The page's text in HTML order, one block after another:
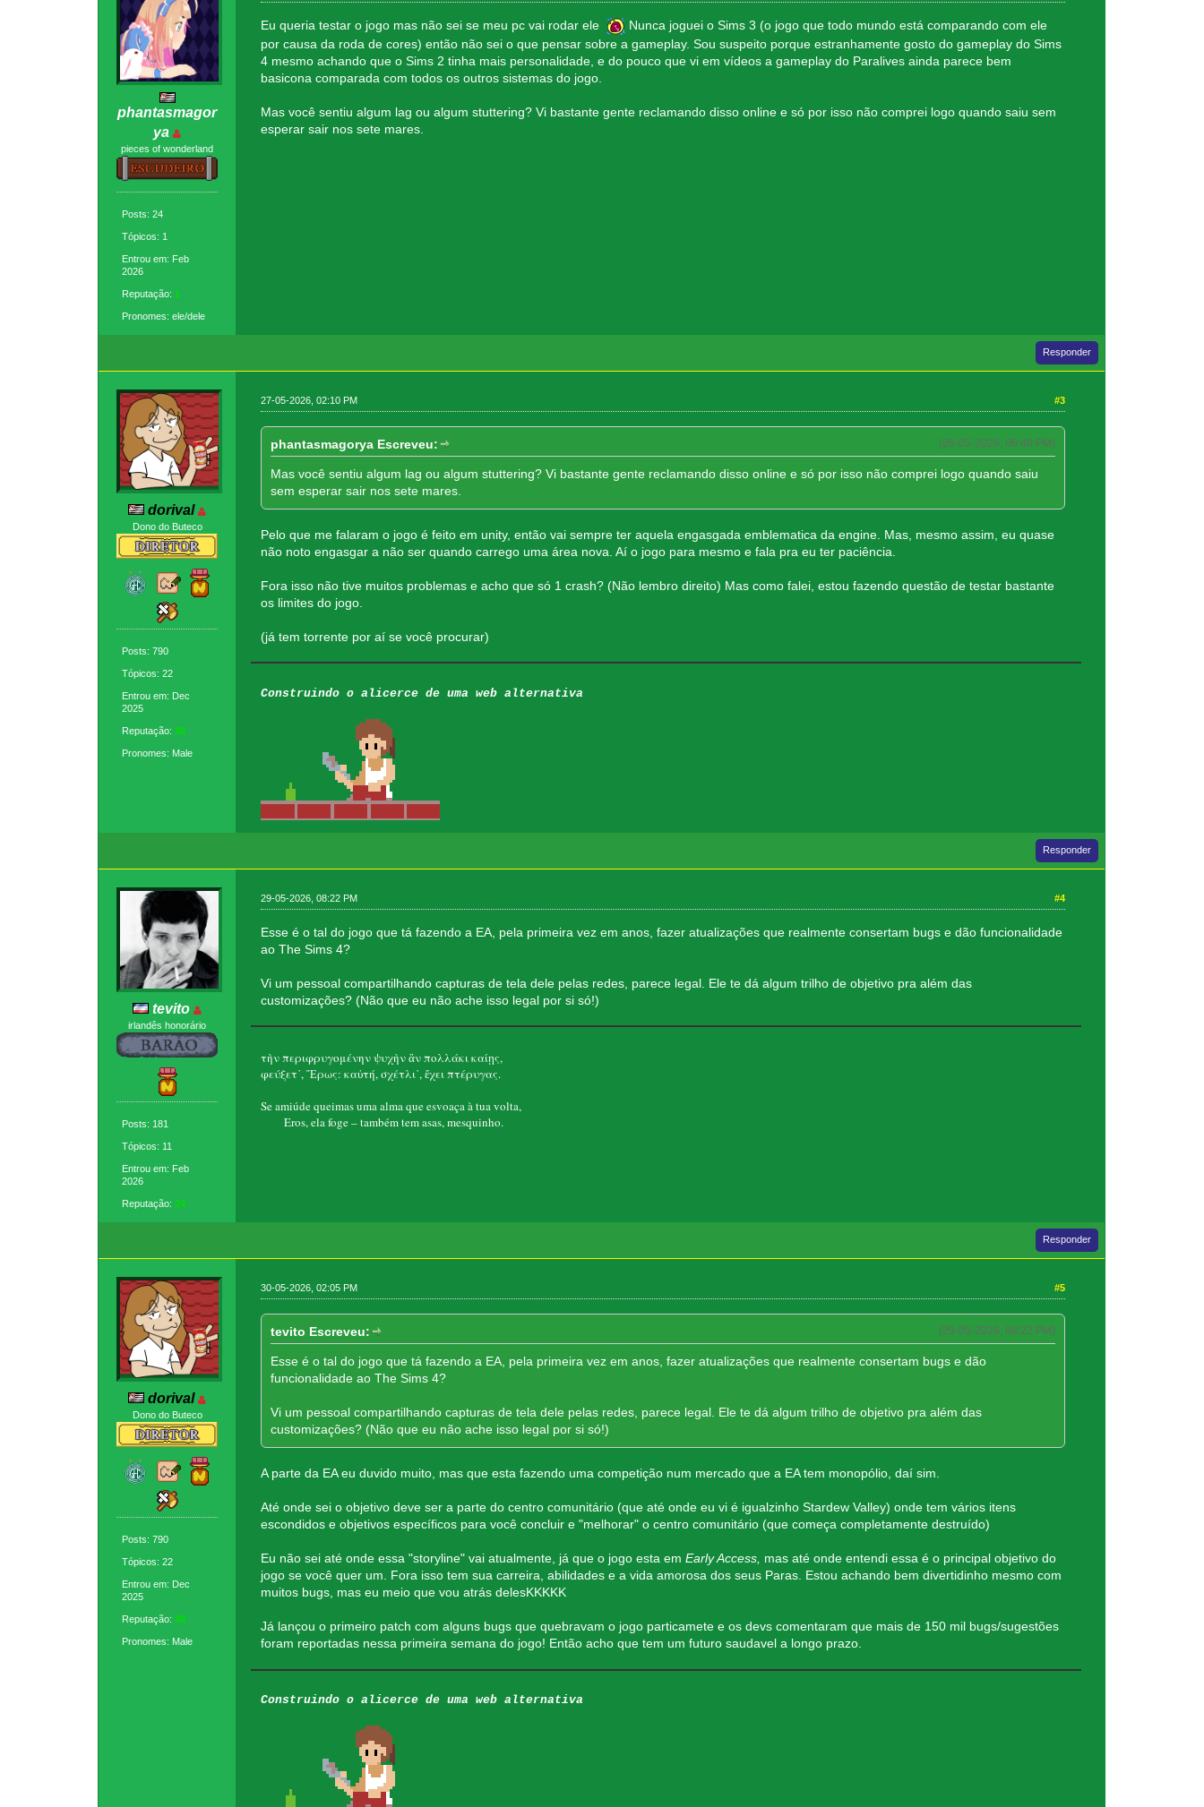
phantasmagor
ya
pieces of wonderland
Posts: 24
Tópicos: 1
Entrou em: Feb
2026
Reputação: 1
Pronomes: ele/dele
Eu queria testar o jogo mas não sei se meu pc vai rodar ele
Nunca joguei o Sims 3 (o jogo que todo mundo está comparando com ele
por causa da roda de cores) então não sei o que pensar sobre a gameplay. Sou suspeito porque estranhamente gosto do gameplay do Sims
4 mesmo achando que o Sims 2 tinha mais personalidade, e do pouco que vi em vídeos a gameplay do Paralives ainda parece bem
basicona comparada com todos os outros sistemas do jogo.
Mas você sentiu algum lag ou algum stuttering? Vi bastante gente reclamando disso online e só por isso não comprei logo quando saiu sem
esperar sair nos sete mares.
Responder
dorival
Dono do Buteco
Posts: 790
Tópicos: 22
Entrou em: Dec
2025
Reputação:38
Pronomes: Male
#3
27-05-2026, 02:10 PM
(26-05-2026, 06:40 PM)
phantasmagorya Escreveu:
Mas você sentiu algum lag ou algum stuttering? Vi bastante gente reclamando disso online e só por isso não comprei logo quando saiu
sem esperar sair nos sete mares.
Pelo que me falaram o jogo é feito em unity, então vai sempre ter aquela engasgada emblematica da engine. Mas, mesmo assim, eu quase
não noto engasgar a não ser quando carrego uma área nova. Aí o jogo para mesmo e fala pra eu ter paciência.
Fora isso não tive muitos problemas e acho que só 1 crash? (Não lembro direito) Mas como falei, estou fazendo questão de testar bastante
os limites do jogo.
(já tem torrente por aí se você procurar)
Construindo o alicerce de uma web alternativa
Responder
tevito
irlandês honorário
Posts: 181
Tópicos: 11
Entrou em: Feb
2026
Reputação:24
#4
29-05-2026, 08:22 PM
Esse é o tal do jogo que tá fazendo a EA, pela primeira vez em anos, fazer atualizações que realmente consertam bugs e dão funcionalidade
ao The Sims 4?
Vi um pessoal compartilhando capturas de tela dele pelas redes, parece legal. Ele te dá algum trilho de objetivo pra além das
customizações? (Não que eu não ache isso legal por si só!)
τὴν περιφρυγομένην ψυχὴν ἂν πολλάκι καίῃς,
φεύξετ᾽, Ἔρως: καὐτή, σχέτλι᾽, ἔχει πτέρυγας.
Se amiúde queimas uma alma que esvoaça à tua volta,
Eros, ela foge – também tem asas, mesquinho.
Responder
dorival
Dono do Buteco
Posts: 790
Tópicos: 22
Entrou em: Dec
2025
Reputação:38
Pronomes: Male
#5
30-05-2026, 02:05 PM
(29-05-2026, 08:22 PM)
tevito Escreveu:
Esse é o tal do jogo que tá fazendo a EA, pela primeira vez em anos, fazer atualizações que realmente consertam bugs e dão
funcionalidade ao The Sims 4?
Vi um pessoal compartilhando capturas de tela dele pelas redes, parece legal. Ele te dá algum trilho de objetivo pra além das
customizações? (Não que eu não ache isso legal por si só!)
A parte da EA eu duvido muito, mas que esta fazendo uma competição num mercado que a EA tem monopólio, daí sim.
Até onde sei o objetivo deve ser a parte do centro comunitário (que até onde eu vi é igualzinho Stardew Valley) onde tem vários itens
escondidos e objetivos específicos para você concluir e "melhorar" o centro comunitário (que começa completamente destruído)
Eu não sei até onde essa "storyline" vai atualmente, já que o jogo esta em Early Access, mas até onde entendi essa é o principal objetivo do
jogo se você quer um. Fora isso tem sua carreira, abilidades e a vida amorosa dos seus Paras. Estou achando bem divertidinho mesmo com
muitos bugs, mas eu meio que vou atrás delesKKKKK
Já lançou o primeiro patch com alguns bugs que quebravam o jogo particamete e os devs comentaram que mais de 150 mil bugs/sugestões
foram reportadas nessa primeira semana do jogo! Então acho que tem um futuro saudavel a longo prazo.
Construindo o alicerce de uma web alternativa